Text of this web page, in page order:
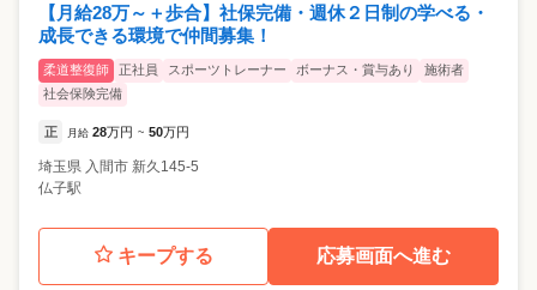
【月給28万～＋歩合】社保完備・週休２日制の学べる・
成長できる環境で仲間募集！
柔道整復師 正社員 スポーツトレーナー ボーナス・賞与あり
施術者
社会保険完備
正 月給 28万円 ~ 50万円
埼玉県 入間市 新久145-5
仏子駅
キープする 応募画面へ進む